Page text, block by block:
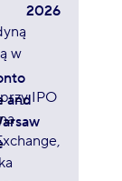
2026
and